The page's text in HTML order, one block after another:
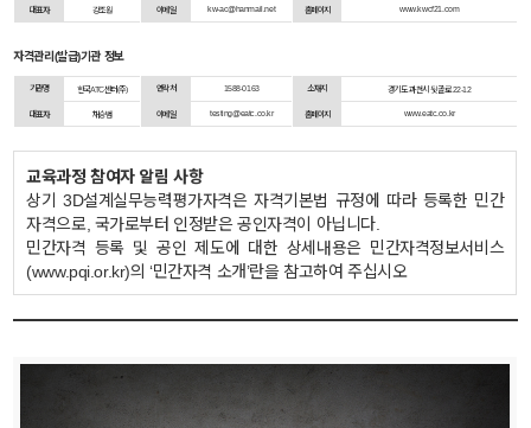
대표자 강조원 이메일 kw-ac@hanmail.net 홈페이지 www.kwcf21.com
자격관리(발급)기관 정보
기관명 한국ATC센터(주) 연락처 1588-0163 소재지 경기도 과천시 뒷골로 22-12
대표자 채승범 이메일 testing@eatc.co.kr 홈페이지 www.eatc.co.kr
교육과정 참여자 알림 사항
상기 3D설계실무능력평가자격은 자격기본법 규정에 따라 등록한 민간
자격으로, 국가로부터 인정받은 공인자격이 아닙니다.
민간자격 등록 및 공인 제도에 대한 상세내용은 민간자격정보서비스
(www.pqi.or.kr)의 ‘민간자격 소개’란을 참고하여 주십시오